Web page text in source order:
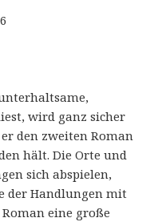
wird ganz sicher
den zweiten Roman
hält. Die Orte und
sich abspielen,
der Handlungen mit
eine große